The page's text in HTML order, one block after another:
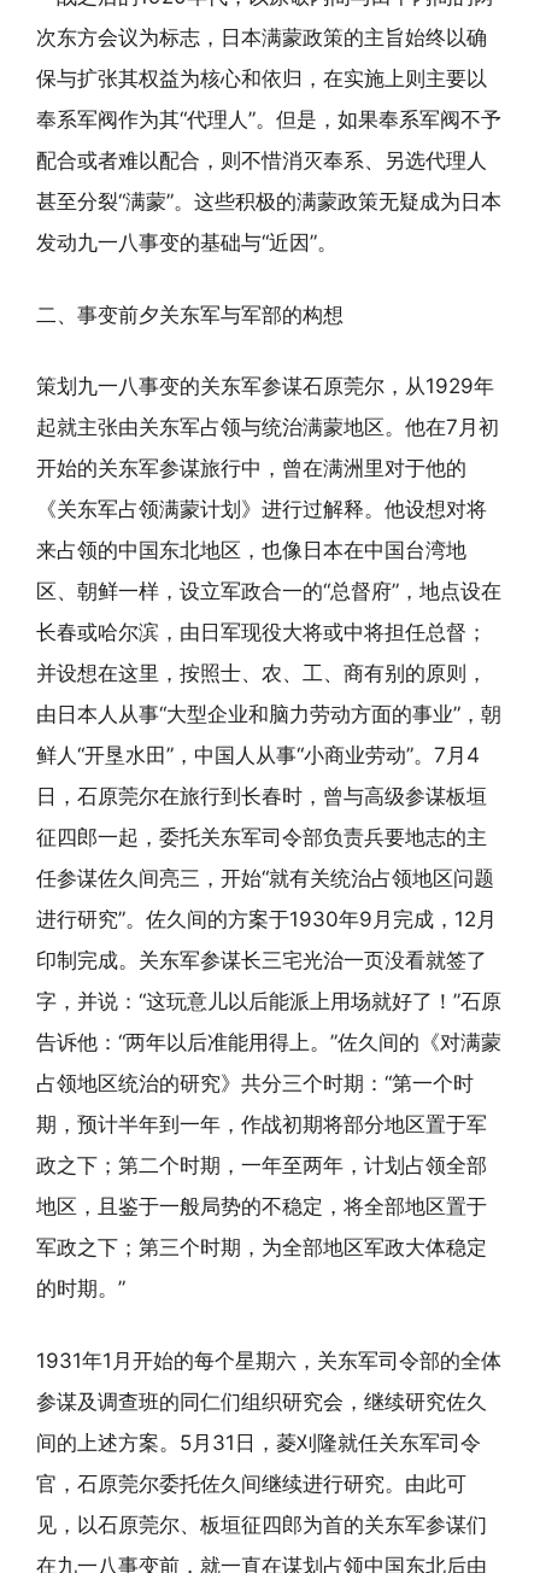
次东方会议为标志，日本满蒙政策的主旨始终以确
保与扩张其权益为核心和依归，在实施上则主要以
奉系军阀作为其“代理人”。但是，如果奉系军阀不予
配合或者难以配合，则不惜消灭奉系、另选代理人
甚至分裂“满蒙”。这些积极的满蒙政策无疑成为日本
发动九一八事变的基础与“近因”。
二、事变前夕关东军与军部的构想
策划九一八事变的关东军参谋石原莞尔，从1929年
起就主张由关东军占领与统治满蒙地区。他在7月初
开始的关东军参谋旅行中，曾在满洲里对于他的
《关东军占领满蒙计划》进行过解释。他设想对将
来占领的中国东北地区，也像日本在中国台湾地
区、朝鲜一样，设立军政合一的“总督府”，地点设在
长春或哈尔滨，由日军现役大将或中将担任总督；
并设想在这里，按照士、农、工、商有别的原则，
由日本人从事“大型企业和脑力劳动方面的事业”，朝
鲜人“开垦水田”，中国人从事“小商业劳动”。7月4
日，石原莞尔在旅行到长春时，曾与高级参谋板垣
征四郎一起，委托关东军司令部负责兵要地志的主
任参谋佐久间亮三，开始“就有关统治占领地区问题
进行研究”。佐久间的方案于1930年9月完成，12月
印制完成。关东军参谋长三宅光治一页没看就签了
字，并说：“这玩意儿以后能派上用场就好了！”石原
告诉他：“两年以后准能用得上。”佐久间的《对满蒙
占领地区统治的研究》共分三个时期：“第一个时
期，预计半年到一年，作战初期将部分地区置于军
政之下；第二个时期，一年至两年，计划占领全部
地区，且鉴于一般局势的不稳定，将全部地区置于
军政之下；第三个时期，为全部地区军政大体稳定
的时期。”
1931年1月开始的每个星期六，关东军司令部的全体
参谋及调查班的同仁们组织研究会，继续研究佐久
间的上述方案。5月31日，菱刈隆就任关东军司令
官，石原莞尔委托佐久间继续进行研究。由此可
见，以石原莞尔、板垣征四郎为首的关东军参谋们
在九一八事变前，就一直在谋划占领中国东北后由